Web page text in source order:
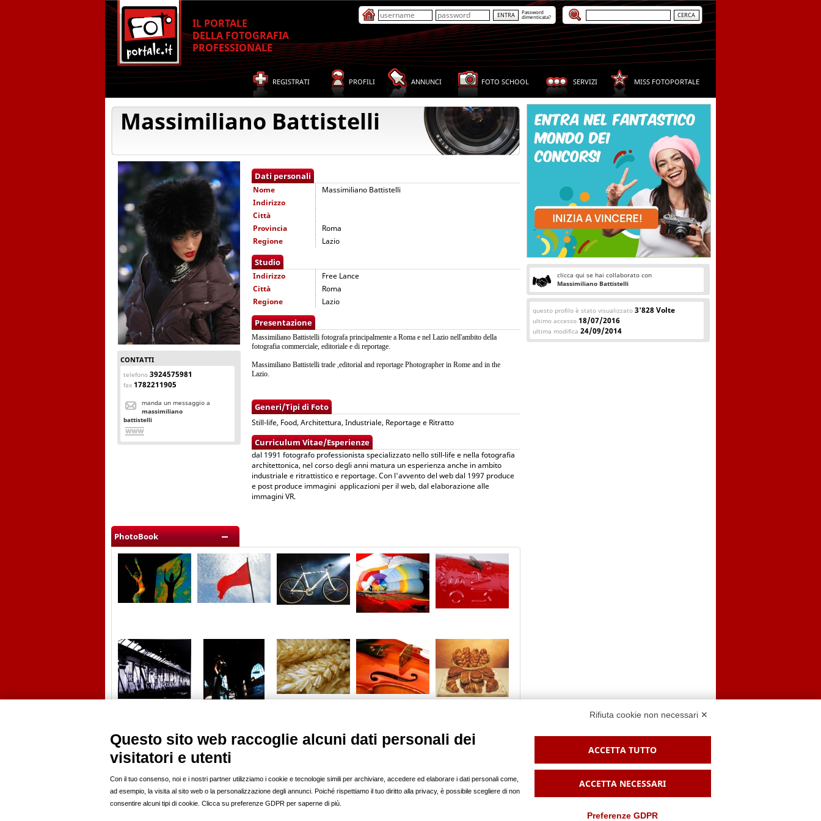
IL PORTALE
DELLA FOTOGRAFIA
PROFESSIONALE
Password
dimenticata?
REGISTRATI PROFILI ANNUNCI FOTO SCHOOL SERVIZI MISS FOTOPORTALE
Massimiliano Battistelli
CONTATTI
telefono 3924575981
fax 1782211905
manda un messaggio a
massimiliano
battistelli
Dati personali
Nome
Massimiliano Battistelli
Indirizzo
Città
Provincia
Roma
Regione
Lazio
Studio
Indirizzo
Free Lance
Città
Roma
Regione
Lazio
Presentazione
Massimiliano Battistelli fotografa principalmente a Roma e nel Lazio nell'ambito della
fotografia commerciale, editoriale e di reportage.
Massimiliano Battistelli trade ,editorial and reportage Photographer in Rome and in the
Lazio.
Generi/Tipi di Foto
Still-life, Food, Architettura, Industriale, Reportage e Ritratto
Curriculum Vitae/Esperienze
dal 1991 fotografo professionista specializzato nello still-life e nella fotografia
architettonica, nel corso degli anni matura un esperienza anche in ambito
industriale e ritrattistico e reportage. Con l'avvento del web dal 1997 produce
e post produce immagini applicazioni per il web, dal elaborazione alle
immagini VR.
PhotoBook
clicca qui se hai collaborato con
Massimiliano Battistelli
questo profilo è stato visualizzato 3'828 Volte
ultimo accesso 18/07/2016
ultima modifica 24/09/2014
PROFILI
modelli
fotografi pro
fotoamatori
hairstylist
ANNUNCI
casting
offro lavoro
compro
vendo
Noleggio Sala Posa
Backstage
SOCIAL
pubblicità sul nostro sito
regolamento
redazione
Rifiuta cookie non necessari ✕
Questo sito web raccoglie alcuni dati personali dei
visitatori e utenti
Con il tuo consenso, noi e i nostri partner utilizziamo i cookie e tecnologie simili per archiviare, accedere ed elaborare i dati personali come,
ad esempio, la visita al sito web o la personalizzazione degli annunci. Poiché rispettiamo il tuo diritto alla privacy, è possibile scegliere di non
consentire alcuni tipi di cookie. Clicca su preferenze GDPR per saperne di più.
ACCETTA TUTTO
ACCETTA NECESSARI
Preferenze GDPR